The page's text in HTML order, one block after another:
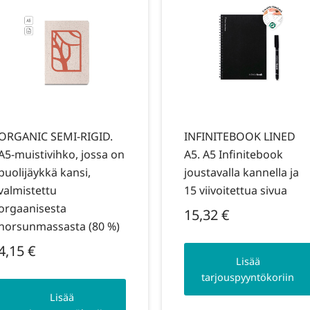
SEMI-RIGID.
muistivihko, jossa on
kansi,
(80 %)
€
Lisää
INFINITEBOOK LINED
A5. A5 Infinitebook
joustavalla kannella ja
15 viivoitettua sivua
15,32€
Lisää
tarjouspyyntökoriin